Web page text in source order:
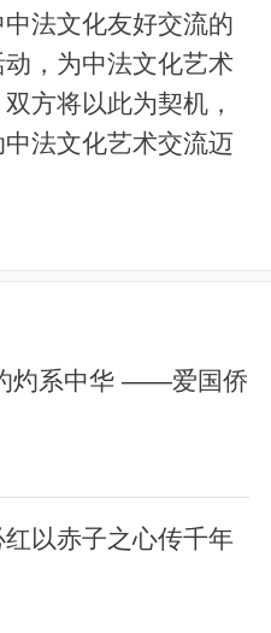
法文化友好交流的
，为中法文化艺术
方将以此为契机，
法文化艺术交流迈
灼系中华 ——爱国侨
以赤子之心传千年